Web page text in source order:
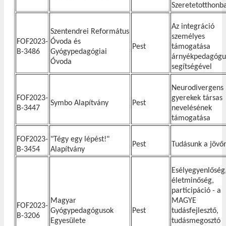
FOF2023-
B-3486
Szentendrei Református
Óvoda és
Gyógypedagógiai
Óvoda
Pest
Az integráció
személyes
támogatása
segítségével
FOF2023-
B-3447
Symbo Alapítvány Pest
Neurodivergens
gyerekek társas
nevelésének
támogatása
FOF2023-
B-3454
"Tégy egy lépést!"
Alapítvány
Pest Tudásunk a
FOF2023-
B-3206
Magyar
Gyógypedagógusok
Egyesülete
Pest
életminőség,
participáció - a
MAGYE
tudásfejlesztő,
tudásmegosztó